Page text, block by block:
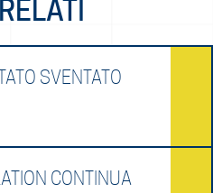
SVENTATO
CONTINUA